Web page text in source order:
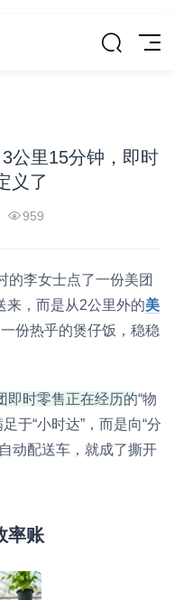
公里15分钟，即时
义了
959
的李女士点了一份美团
来，而是从2公里外的美
份热乎的煲仔饭，稳稳
即时零售正在经历的“物
于“小时达”，而是向“分
动配送车，就成了撕开
率账